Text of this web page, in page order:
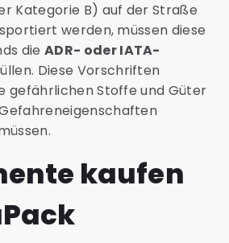
Kategorie B) auf der Straße
werden, müssen diese
dieADR- oder IATA-
Diese Vorschriften
gefährlichen Stoffe und Güter
kaufen